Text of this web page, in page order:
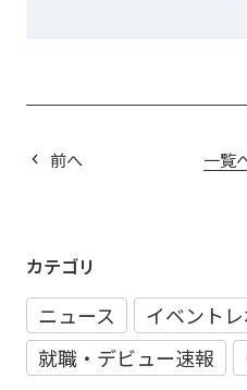
前へ 一覧
カテゴリ
ニュース
イベント
就職・デビュー速報